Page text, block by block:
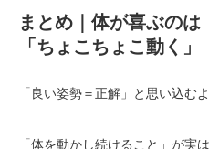
まとめ｜体が喜ぶのは
「ちょこちょこ動く」
「良い姿勢＝正解」と思い込むよ
「体を動かし続けること」が実